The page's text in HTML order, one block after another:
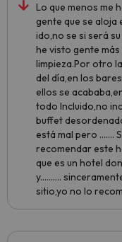
Lo que menos me
gente que se aloja
ido,no se si será
he visto gente
limpieza.Por otro
del día,en los
ellos se
todo Incluido,no
buffet
está mal pero .......
recomendar este
que es un hotel
y..........
sitio,yo no lo